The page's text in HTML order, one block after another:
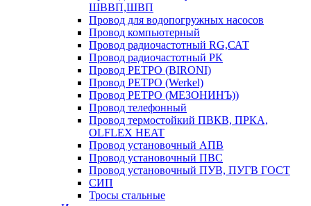
ШВВП,ШВП
Провод для водопогружных насосов
Провод компьютерный
Провод радиочастотный RG,САТ
Провод радиочастотный РК
Провод РЕТРО (BIRONI)
Провод РЕТРО (Werkel)
Провод РЕТРО (МЕЗОНИНЪ))
Провод телефонный
Провод термостойкий ПВКВ, ПРКА,
OLFLEX HEAT
Провод установочный АПВ
Провод установочный ПВС
Провод установочный ПУВ, ПУГВ ГОСТ
СИП
Тросы стальные